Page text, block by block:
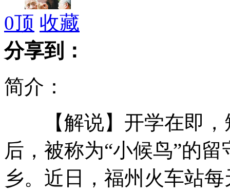
63岁儿子跪下为89岁母亲掏耳朵
美国：女子斩首亲子后自杀
沈阳：27株30多年道旁大树被砍
0顶 收藏
分享到：
简介：
【解说】开学在即，
后，被称为“小候鸟”的
乡。近日，福州火车站